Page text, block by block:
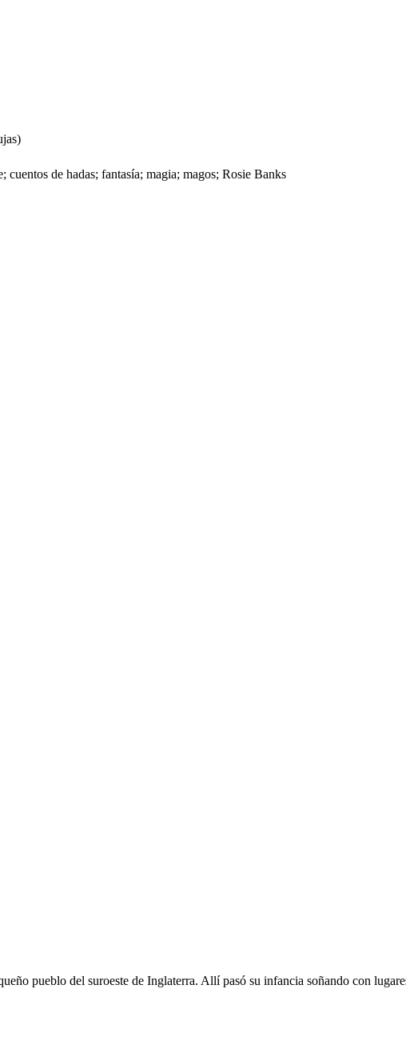
de hadas; fantasía; magia; magos; Rosie Banks
pueblo del suroeste de Inglaterra. Allí pasó su infancia soñando con